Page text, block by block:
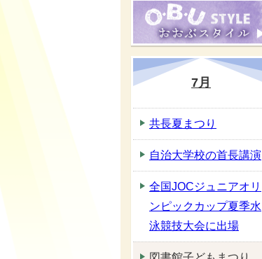
7月
共長夏まつり
自治大学校の首長講演
全国JOCジュニアオリ
ンピックカップ夏季水
泳競技大会に出場